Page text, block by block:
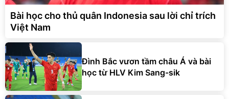
Bài học cho thủ quân Indonesia sau lời chỉ trích
Việt Nam
Đình Bắc vươn tầm châu Á và bài
học từ HLV Kim Sang-sik